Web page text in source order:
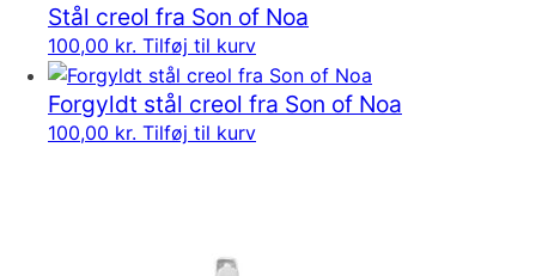
Stål creol fra Son of Noa
100,00 kr. Tilføj til kurv
Forgyldt stål creol fra Son of Noa
100,00 kr. Tilføj til kurv